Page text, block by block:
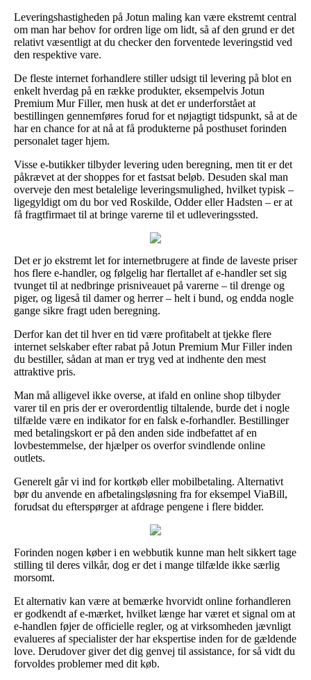
Leveringshastigheden på Jotun maling kan være ekstremt central
om man har behov for ordren lige om lidt, så af den grund er det
relativt væsentligt at du checker den forventede leveringstid ved
den respektive vare.
De fleste internet forhandlere stiller udsigt til levering på blot en
enkelt hverdag på en række produkter, eksempelvis Jotun
Premium Mur Filler, men husk at det er underforstået at
bestillingen gennemføres forud for et nøjagtigt tidspunkt, så at de
har en chance for at nå at få produkterne på posthuset forinden
personalet tager hjem.
Visse e-butikker tilbyder levering uden beregning, men tit er det
påkrævet at der shoppes for et fastsat beløb. Desuden skal man
overveje den mest betalelige leveringsmulighed, hvilket typisk –
ligegyldigt om du bor ved Roskilde, Odder eller Hadsten – er at
få fragtfirmaet til at bringe varerne til et udleveringssted.
Det er jo ekstremt let for internetbrugere at finde de laveste priser
hos flere e-handler, og følgelig har flertallet af e-handler set sig
tvunget til at nedbringe prisniveauet på varerne – til drenge og
piger, og ligeså til damer og herrer – helt i bund, og endda nogle
gange sikre fragt uden beregning.
Derfor kan det til hver en tid være profitabelt at tjekke flere
internet selskaber efter rabat på Jotun Premium Mur Filler inden
du bestiller, sådan at man er tryg ved at indhente den mest
attraktive pris.
Man må alligevel ikke overse, at ifald en online shop tilbyder
varer til en pris der er overordentlig tiltalende, burde det i nogle
tilfælde være en indikator for en falsk e-forhandler. Bestillinger
med betalingskort er på den anden side indbefattet af en
lovbestemmelse, der hjælper os overfor svindlende online
outlets.
Generelt går vi ind for kortkøb eller mobilbetaling. Alternativt
bør du anvende en afbetalingsløsning fra for eksempel ViaBill,
forudsat du efterspørger at afdrage pengene i flere bidder.
Forinden nogen køber i en webbutik kunne man helt sikkert tage
stilling til deres vilkår, dog er det i mange tilfælde ikke særlig
morsomt.
Et alternativ kan være at bemærke hvorvidt online forhandleren
er godkendt af e-mærket, hvilket længe har været et signal om at
e-handlen føjer de officielle regler, og at virksomheden jævnligt
evalueres af specialister der har ekspertise inden for de gældende
love. Derudover giver det dig genvej til assistance, for så vidt du
forvoldes problemer med dit køb.